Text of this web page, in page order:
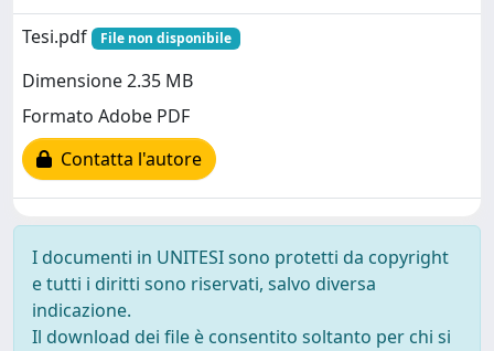
Tesi.pdf
File non disponibile
Dimensione 2.35 MB
Formato Adobe PDF
Contatta l'autore
I documenti in UNITESI sono protetti da copyright
e tutti i diritti sono riservati, salvo diversa
indicazione.
Il download dei file è consentito soltanto per chi si